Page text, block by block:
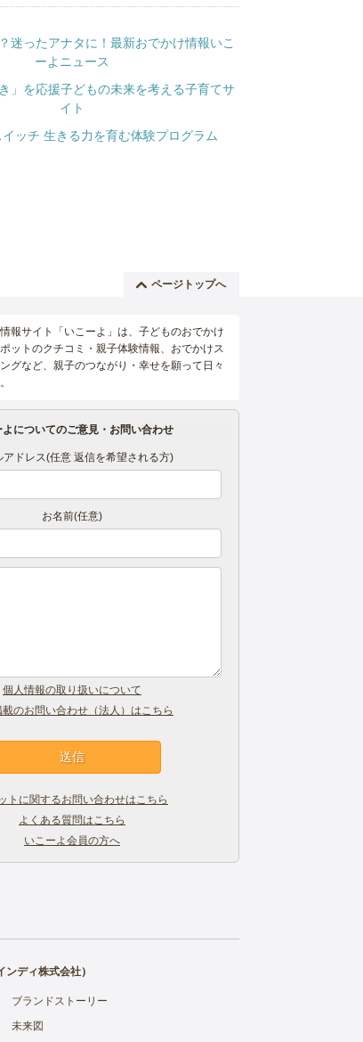
ページトップへ
報サイト「いこーよ」は、子どものおでかけ
ットのクチコミ・親子体験情報、おでかけス
グなど、親子のつながり・幸せを願って日々
よについてのご意見・お問い合わせ
アドレス(任意 返信を希望される方)
お名前(任意)
個人情報の取り扱いについて
載のお問い合わせ（法人）はこちら
トに関するお問い合わせはこちら
よくある質問はこちら
いこーよ会員の方へ
ンディ株式会社）
ブランドストーリー
未来図